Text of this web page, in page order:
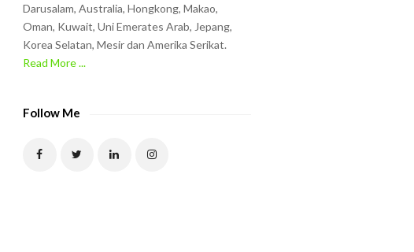
Darusalam, Australia, Hongkong, Makao,
Oman, Kuwait, Uni Emerates Arab, Jepang,
Korea Selatan, Mesir dan Amerika Serikat.
Read More ...
Follow Me